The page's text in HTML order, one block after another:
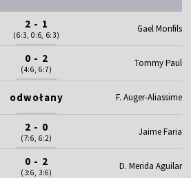
2 - 1
(6:3, 0:6, 6:3)
Gael Monfils
0 - 2
(4:6, 6:7)
Tommy Paul
odwołany F. Auger-Aliassime
2 - 0
(7:6, 6:2)
Jaime Faria
0 - 2
(3:6, 3:6)
D. Merida Aguilar